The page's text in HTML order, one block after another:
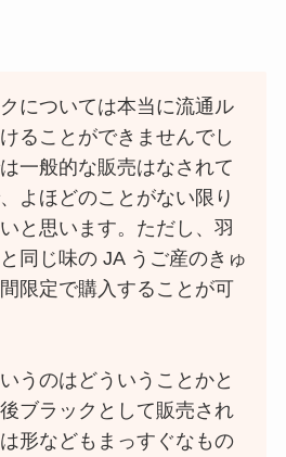
については本当に流通ル
ることができませんでし
一般的な販売はなされて
よほどのことがない限り
と思います。ただし、羽
同じ味の JA うご産のきゅ
限定で購入することが可
うのはどういうことかと
ブラックとして販売され
形などもまっすぐなもの